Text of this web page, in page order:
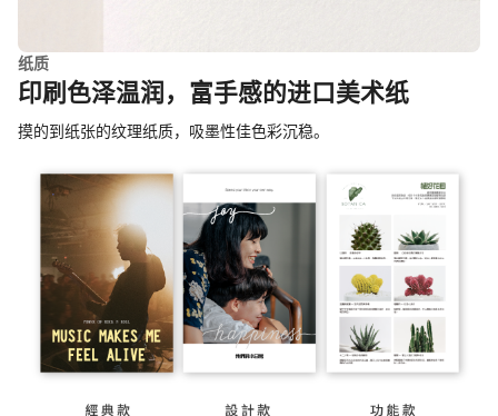
纸质
印刷色泽温润，富手感的进口美术纸
摸的到纸张的纹理纸质，吸墨性佳色彩沉稳。